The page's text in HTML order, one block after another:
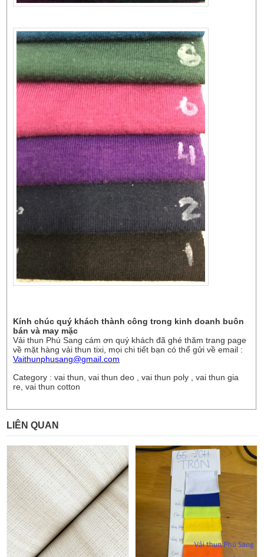
Kính chúc quý khách thành công trong kinh doanh buôn
bán và may mặc
Vải thun Phú Sang cám ơn quý khách đã ghé thăm trang page
về mặt hàng vải thun tixi, mọi chi tiết bạn có thể gửi về email :
Vaithunphusang@gmail.com
Category : vai thun, vai thun deo , vai thun poly , vai thun gia
re, vai thun cotton
LIÊN QUAN